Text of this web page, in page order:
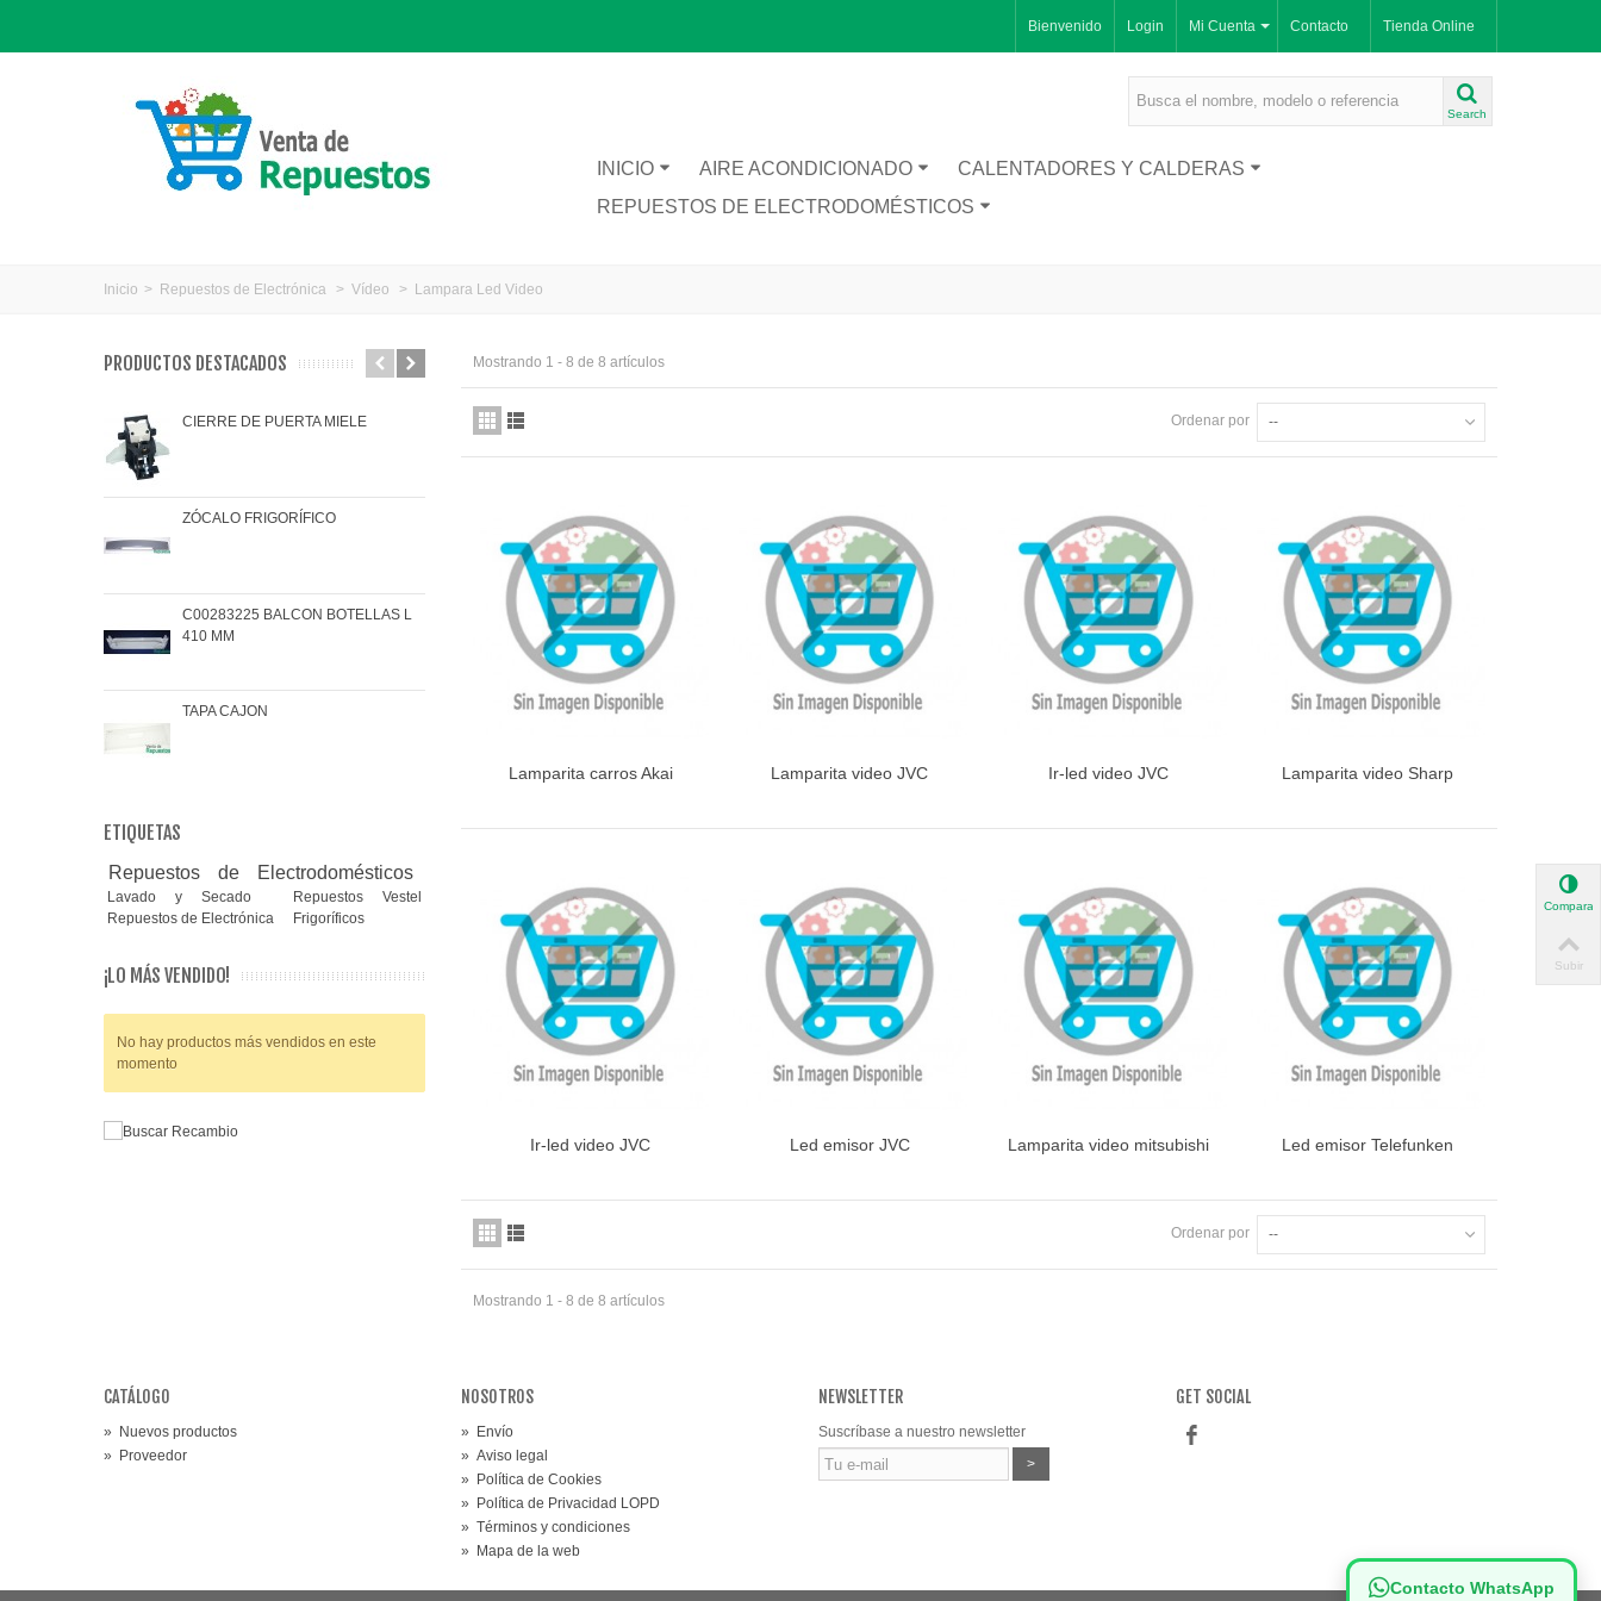
Tienda Online
Contacto
Mi Cuenta
Bienvenido Login
Search
INICIO AIRE ACONDICIONADO
CALENTADORES Y CALDERAS
REPUESTOS DE ELECTRODOMÉSTICOS
Inicio > Repuestos de Electrónica > Vídeo > Lampara Led Video
PRODUCTOS DESTACADOS
CIERRE DE PUERTA MIELE
ZÓCALO FRIGORÍFICO
C00283225 BALCON BOTELLAS L
410 MM
TAPA CAJON
JARRA CATA BT1200
JUNTA INFERIOR PUERTA 1491281
COJINETE RODAMIENTOS FAGOR-
BRANDT
MANETA / MANGO HORNO
ETIQUETAS
Repuestos de Electrodomésticos
Lavado y Secado
Repuestos Vestel
Repuestos de Electrónica
Frigoríficos
¡LO MÁS VENDIDO!
No hay productos más vendidos en este
momento
Mostrando 1 - 8 de 8 artículos
Ordenar por --
Vista rápida
Lamparita carros Akai Vista rápida
Lamparita video JVC Vista rápida
Ir-led video JVC Vista rápida
Lamparita video Sharp
Vista rápida
Ir-led video JVC Vista rápida
Led emisor JVC Vista rápida
Lamparita video mitsubishi Vista rápida
Led emisor Telefunken
Ordenar por --
Mostrando 1 - 8 de 8 artículos
CATÁLOGO
»
Nuevos productos
»
Proveedor
NOSOTROS
»
Envío
» Aviso legal
»
Política de Cookies
»
Política de Privacidad LOPD
» Términos y condiciones
»
Mapa de la web
NEWSLETTER
Suscríbase a nuestro newsletter
>
GET SOCIAL
Contacto WhatsApp
Comparar
Subir